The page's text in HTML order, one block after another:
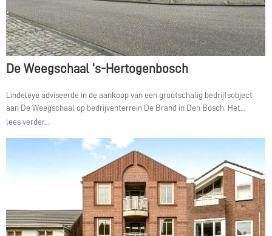
De Weegschaal ‘s-Hertogenbosch
Lindeleye adviseerde in de aankoop van een grootschalig bedrijfsobject
aan De Weegschaal op bedrijventerrein De Brand in Den Bosch. Het...
lees verder...